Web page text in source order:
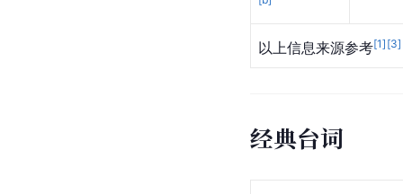
以上信息来源参考[1] [3]
经典台词